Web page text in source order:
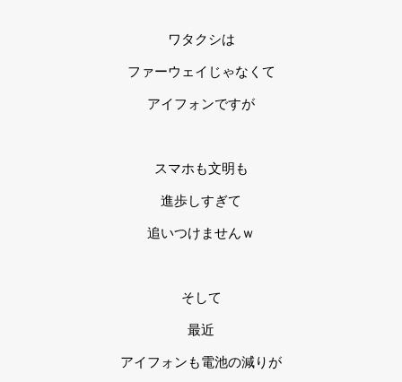
ワタクシは
ファーウェイじゃなくて
アイフォンですが
スマホも文明も
進歩しすぎて
追いつけませんｗ
そして
最近
アイフォンも電池の減りが